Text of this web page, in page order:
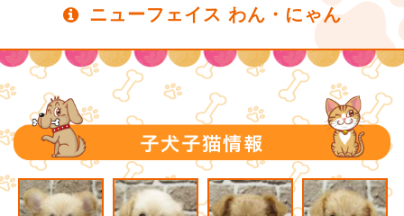
ニューフェイス わん・にゃん